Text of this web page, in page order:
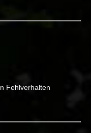
Fehlverhalten